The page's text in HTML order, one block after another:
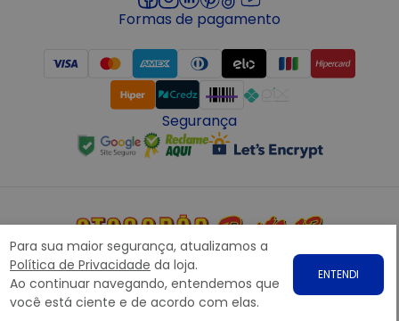
Para sua maior segurança, atualizamos a
Política de Privacidade da loja.
Ao continuar navegando, entendemos que
você está ciente e de acordo com elas.
ENTENDI
Formas de pagamento
Segurança
Copyright © 2022 ATACADÃO POSTO 13 - Todos os direitos
reservados. CNPJ: 15.360.767/0001-07
Rodovia Presidente Dutra, nº1258 Galpão 1268 – Bairro: Prata,